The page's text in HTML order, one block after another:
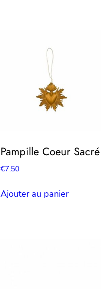
Pampille Coeur Sacré
€7.50
Ajouter au panier